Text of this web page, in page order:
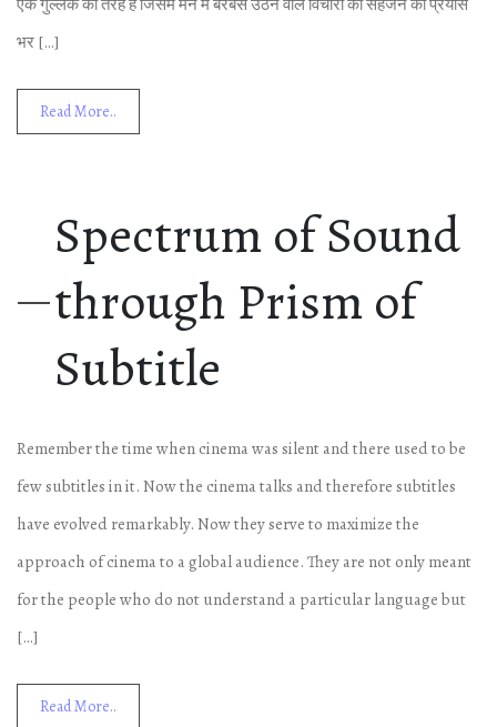
एक गुल्‍लक की तरह है ज‍िसमें मन में बरबस उठने वाले व‍िचारों को सहेजने का प्रयास
भर […]
Read More..
Spectrum of Sound
through Prism of
Subtitle
Remember the time when cinema was silent and there used to be
few subtitles in it. Now the cinema talks and therefore subtitles
have evolved remarkably. Now they serve to maximize the
approach of cinema to a global audience. They are not only meant
for the people who do not understand a particular language but
[…]
Read More..